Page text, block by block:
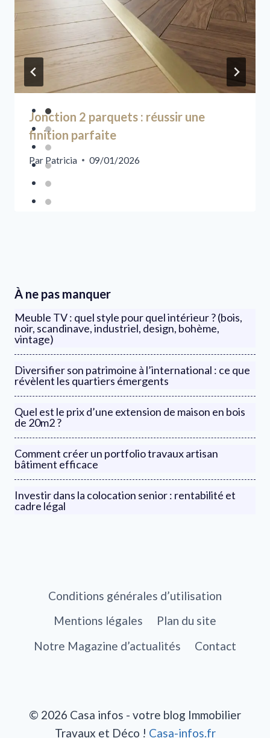
Jonction 2 parquets : réussir une
finition parfaite
Par Patricia 09/01/2026
À ne pas manquer
Meuble TV : quel style pour quel intérieur ? (bois,
noir, scandinave, industriel, design, bohème,
vintage)
Diversifier son patrimoine à l’international : ce que
révèlent les quartiers émergents
Quel est le prix d’une extension de maison en bois
de 20m2 ?
Comment créer un portfolio travaux artisan
bâtiment efficace
Investir dans la colocation senior : rentabilité et
cadre légal
Conditions générales d’utilisation
Mentions légales
Plan du site
Notre Magazine d’actualités
Contact
© 2026 Casa infos - votre blog Immobilier
Travaux et Déco ! Casa-infos.fr